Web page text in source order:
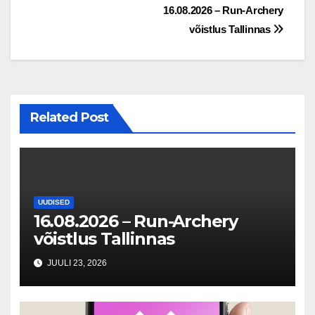
Navigeerimine16.08.2026 – Run-Archery
võistlus Tallinnas
Related Post
UUDISED
16.08.2026 – Run-Archery
võistlus Tallinnas
JUULI 23, 2026